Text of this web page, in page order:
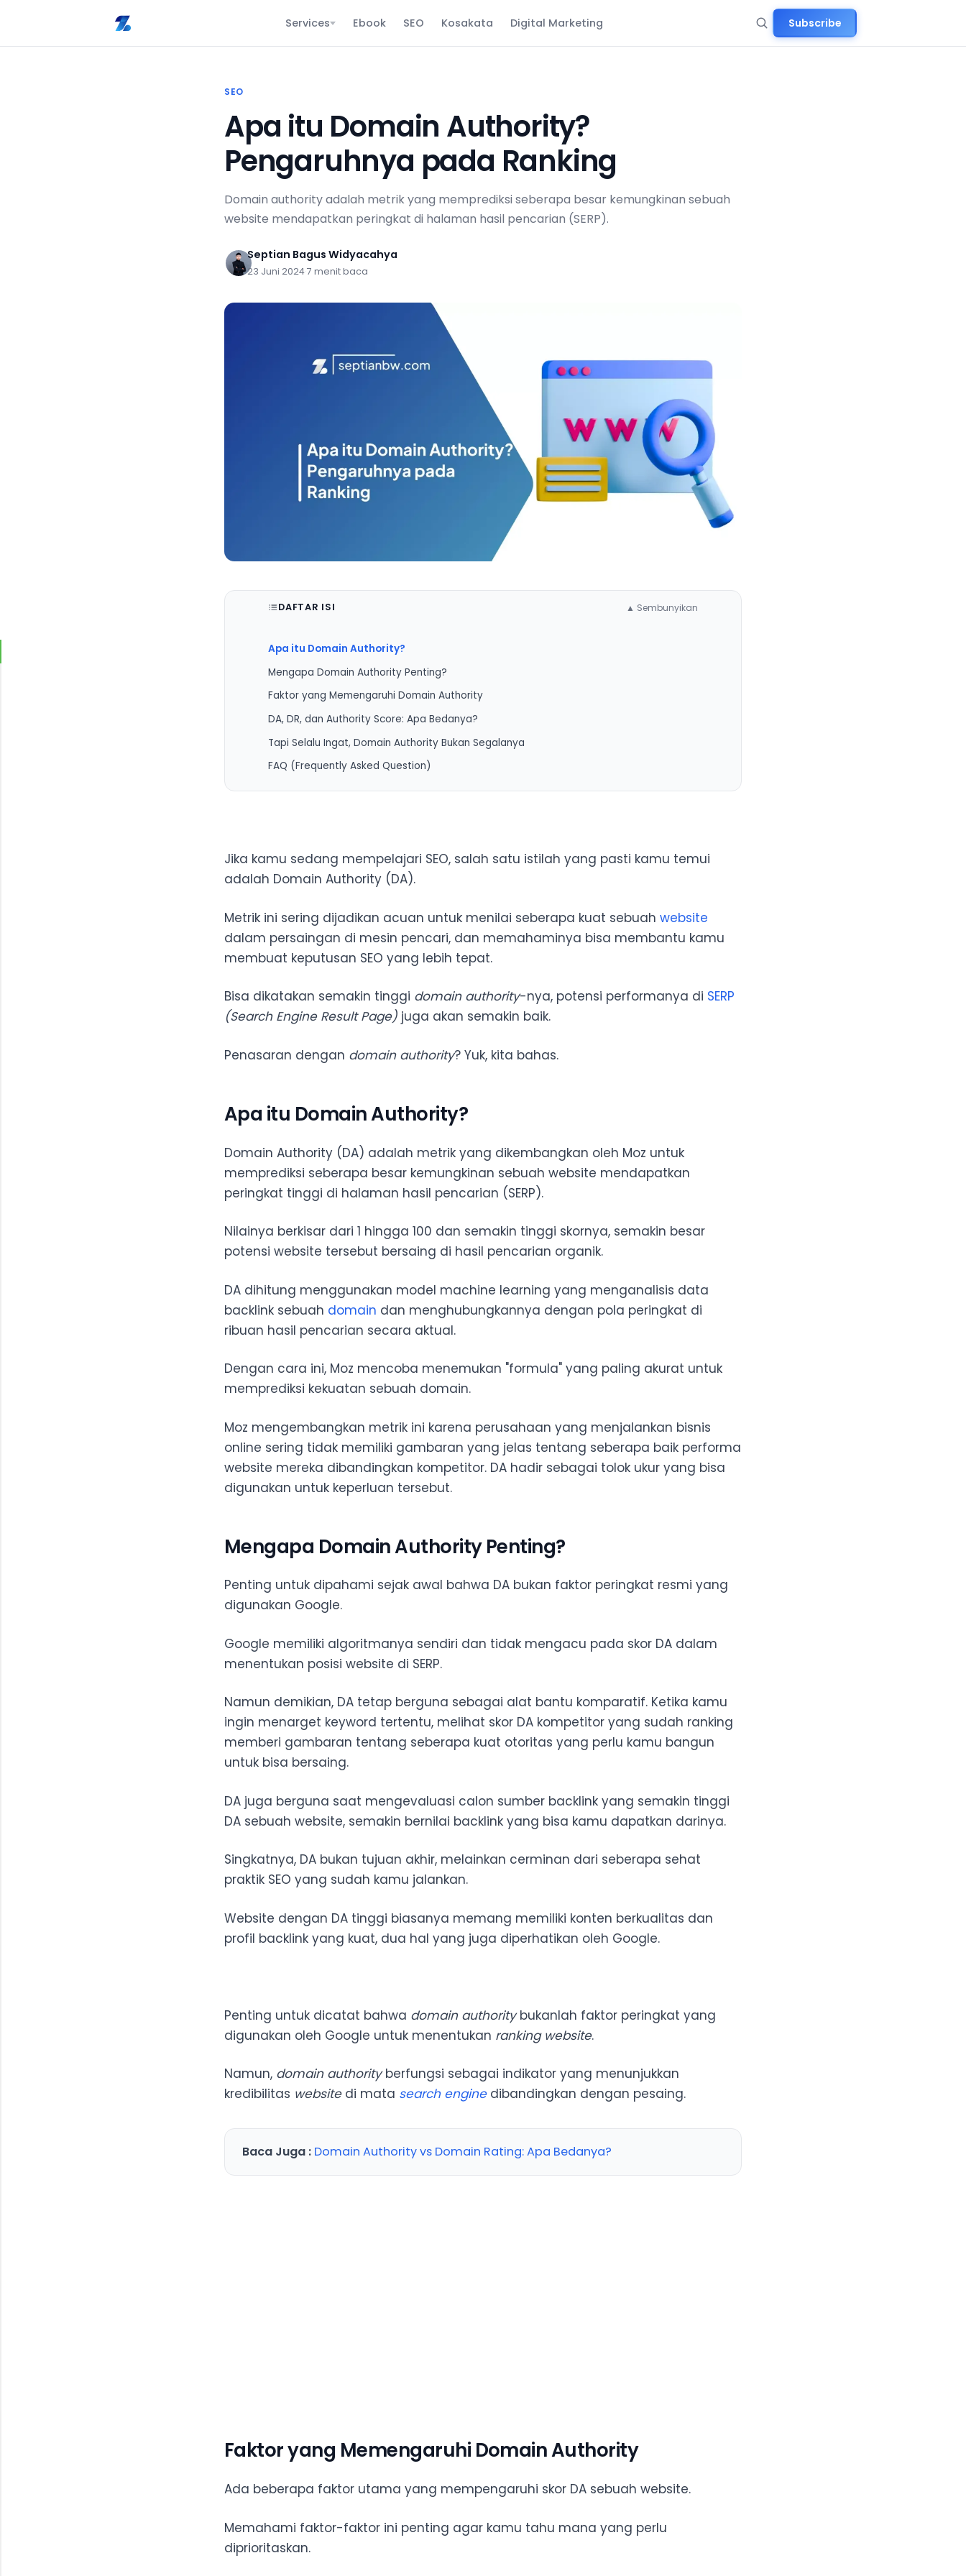
Services Ebook SEO Kosakata Digital Marketing Subscribe
SEO
Apa itu Domain Authority?
Pengaruhnya pada Ranking
Domain authority adalah metrik yang memprediksi seberapa besar kemungkinan sebuah
website mendapatkan peringkat di halaman hasil pencarian (SERP).
Septian Bagus Widyacahya
23 Juni 20247 menit baca
DAFTAR ISI ▲ Sembunyikan
Apa itu Domain Authority?
Mengapa Domain Authority Penting?
Faktor yang Memengaruhi Domain Authority
1. Backlink dari Situs yang Relevan dan Berauthoritas
2. Kualitas Konten yang Disajikan
3. Konsistensi Topik dan Topical Authority
4. Audit Rutin dan Penghapusan Toxic Backlink
DA, DR, dan Authority Score: Apa Bedanya?
Tapi Selalu Ingat, Domain Authority Bukan Segalanya
FAQ (Frequently Asked Question)
Bagaimana cara cek domain authority?
Apakah Domain Authority langsung memengaruhi peringkat di mesin pencari?
Apakah website baru selalu memiliki Domain Authority rendah?
Jika kamu sedang mempelajari SEO, salah satu istilah yang pasti kamu temui
adalah Domain Authority (DA).
Metrik ini sering dijadikan acuan untuk menilai seberapa kuat sebuah website
dalam persaingan di mesin pencari, dan memahaminya bisa membantu kamu
membuat keputusan SEO yang lebih tepat.
Bisa dikatakan semakin tinggi domain authority-nya, potensi performanya di SERP
(Search Engine Result Page) juga akan semakin baik.
Penasaran dengan domain authority? Yuk, kita bahas.
Apa itu Domain Authority?
Domain Authority (DA) adalah metrik yang dikembangkan oleh Moz untuk
memprediksi seberapa besar kemungkinan sebuah website mendapatkan
peringkat tinggi di halaman hasil pencarian (SERP).
Nilainya berkisar dari 1 hingga 100 dan semakin tinggi skornya, semakin besar
potensi website tersebut bersaing di hasil pencarian organik.
DA dihitung menggunakan model machine learning yang menganalisis data
backlink sebuah domain dan menghubungkannya dengan pola peringkat di
ribuan hasil pencarian secara aktual.
Dengan cara ini, Moz mencoba menemukan "formula" yang paling akurat untuk
memprediksi kekuatan sebuah domain.
Moz mengembangkan metrik ini karena perusahaan yang menjalankan bisnis
online sering tidak memiliki gambaran yang jelas tentang seberapa baik performa
website mereka dibandingkan kompetitor. DA hadir sebagai tolok ukur yang bisa
digunakan untuk keperluan tersebut.
Mengapa Domain Authority Penting?
Penting untuk dipahami sejak awal bahwa DA bukan faktor peringkat resmi yang
digunakan Google.
Google memiliki algoritmanya sendiri dan tidak mengacu pada skor DA dalam
menentukan posisi website di SERP.
Namun demikian, DA tetap berguna sebagai alat bantu komparatif. Ketika kamu
ingin menarget keyword tertentu, melihat skor DA kompetitor yang sudah ranking
memberi gambaran tentang seberapa kuat otoritas yang perlu kamu bangun
untuk bisa bersaing.
DA juga berguna saat mengevaluasi calon sumber backlink yang semakin tinggi
DA sebuah website, semakin bernilai backlink yang bisa kamu dapatkan darinya.
Singkatnya, DA bukan tujuan akhir, melainkan cerminan dari seberapa sehat
praktik SEO yang sudah kamu jalankan.
Website dengan DA tinggi biasanya memang memiliki konten berkualitas dan
profil backlink yang kuat, dua hal yang juga diperhatikan oleh Google.
Penting untuk dicatat bahwa domain authoritybukanlah faktor peringkat yang
digunakan oleh Google untuk menentukan ranking website.
Namun, domain authorityberfungsi sebagai indikator yang menunjukkan
kredibilitas websitedi mata search enginedibandingkan dengan pesaing.
Baca Juga : Domain Authority vs Domain Rating: Apa Bedanya?
Faktor yang Memengaruhi Domain Authority
Ada beberapa faktor utama yang mempengaruhi skor DA sebuah website.
Memahami faktor-faktor ini penting agar kamu tahu mana yang perlu
diprioritaskan.